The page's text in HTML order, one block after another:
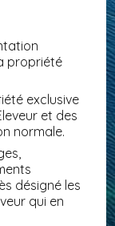
propriété
exclusive
et des
normale.
désigné les
qui en